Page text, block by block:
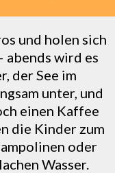
und holen sich
wird es
der See im
unter, und
einen Kaffee
die Kinder zum
oder
Wasser.